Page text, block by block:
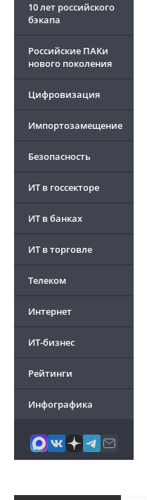
10 лет российского
бэкапа
Российские ПАКи
нового поколения
Цифровизация
Импортозамещение
Безопасность
ИТ в госсекторе
ИТ в банках
ИТ в торговле
Телеком
Интернет
ИТ-бизнес
Рейтинги
Инфографика